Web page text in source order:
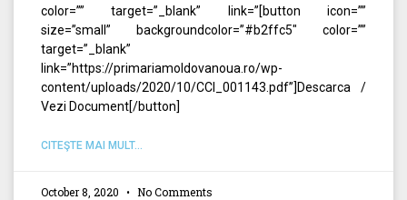
color=”” target=”_blank” link=”[button icon=””
size=”small” backgroundcolor=”#b2ffc5″ color=””
target=”_blank”
link=”https://primariamoldovanoua.ro/wp-
content/uploads/2020/10/CCI_001143.pdf”]Descarca /
Vezi Document[/button]
CITEŞTE MAI MULT...
October 8, 2020 No Comments